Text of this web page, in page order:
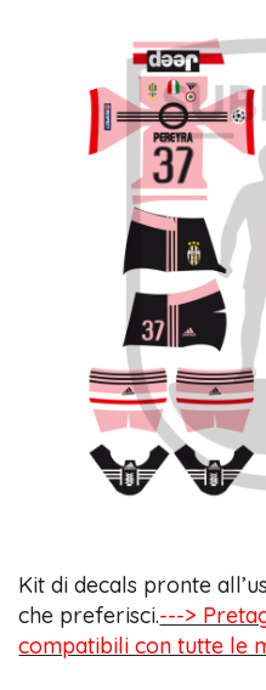
Kit di decals pronte
che preferisci.--->
compatibili con tutte le